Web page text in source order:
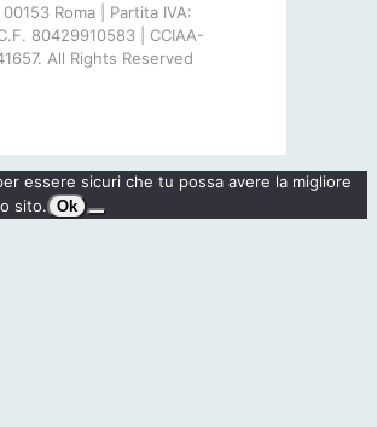
Roma | Partita IVA:
80429910583 | CCIAA-
All Rights Reserved
essere sicuri che tu possa avere la migliore
sito. Ok